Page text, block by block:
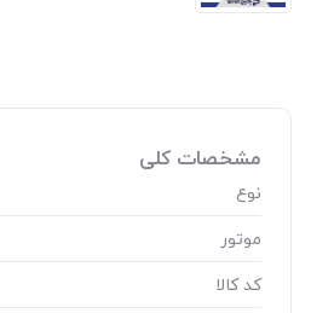
مشخصات کلی
نوع
موتور
کد کالا